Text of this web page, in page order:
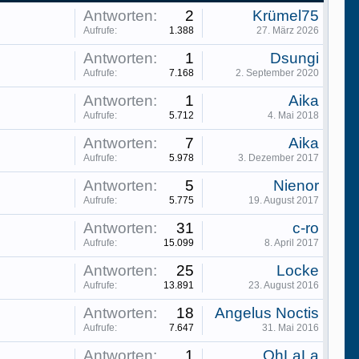
Antworten: 2
Aufrufe: 1.388
Krümel75
27. März 2026
Antworten: 1
Aufrufe: 7.168
Dsungi
2. September 2020
Antworten: 1
Aufrufe: 5.712
Aika
4. Mai 2018
Antworten: 7
Aufrufe: 5.978
Aika
3. Dezember 2017
Antworten: 5
Aufrufe: 5.775
Nienor
19. August 2017
Antworten: 31
Aufrufe: 15.099
c-ro
8. April 2017
Antworten: 25
Aufrufe: 13.891
Locke
23. August 2016
Antworten: 18
Aufrufe: 7.647
Angelus Noctis
31. Mai 2016
Antworten: 1 OhLaLa